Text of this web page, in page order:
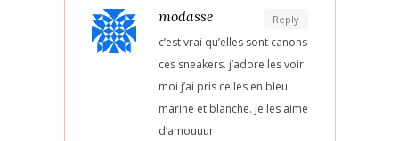
Reply
modasse
c’est vrai qu’elles sont canons
ces sneakers. j’adore les voir.
moi j’ai pris celles en bleu
marine et blanche. je les aime
d’amouuur